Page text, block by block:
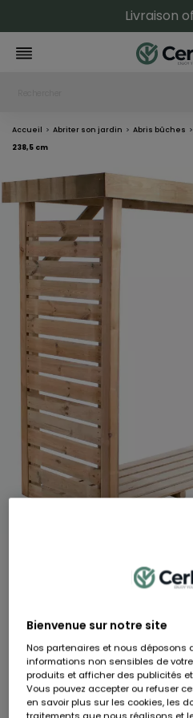
Livraison
Accueil Abriter son jardin Abris bûches
238,5 cm
Abri bûches DALLAS XL - 183 x 89,5 x
183 cm 90 cm
299,90 €
Dont 1,19 € d'éco-participation
En stock
Livraison à domicile sous 8 jours ouvrés
Bienvenue sur notre site
Nos partenaires et nous déposons
informations non sensibles de
produits et afficher des publicités
Vous pouvez accepter ou refuser
en savoir plus sur les cookies, les